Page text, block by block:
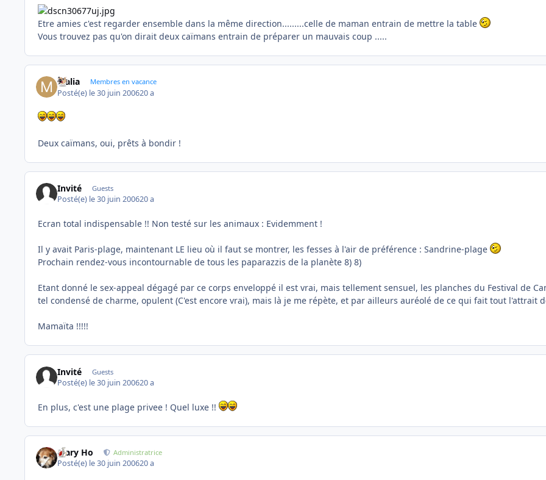
Etre amies c'est regarder ensemble dans la même direction.........celle de maman entrain de mettre la table
Vous trouvez pas qu'on dirait deux caïmans entrain de préparer un mauvais coup .....
Malia Membres en vacance
Posté(e) le 30 juin 200620 a
Deux caïmans, oui, prêts à bondir !
Invité Guests
Posté(e) le 30 juin 200620 a
Ecran total indispensable !! Non testé sur les animaux : Evidemment !
Il y avait Paris-plage, maintenant LE lieu où il faut se montrer, les fesses à l'air de préférence : Sandrine-plage
Prochain rendez-vous incontournable de tous les paparazzis de la planète 8) 8)
Etant donné le sex-appeal dégagé par ce corps enveloppé il est vrai, mais tellement sensuel, les planches du Festival de
tel condensé de charme, opulent (C'est encore vrai), mais là je me répète, et par ailleurs auréolé de ce qui fait tout l'attrait
Mamaïta !!!!!
Invité Guests
Posté(e) le 30 juin 200620 a
En plus, c'est une plage privee ! Quel luxe !!
Mary Ho Administratrice
Posté(e) le 30 juin 200620 a